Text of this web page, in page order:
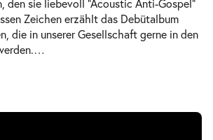
den sie liebevoll “Acoustic Anti-Gospel“
Zeichen erzählt das Debütalbum
die in unserer Gesellschaft gerne in den
…